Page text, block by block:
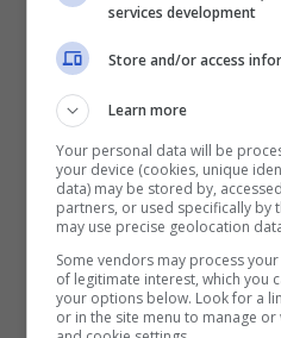
che sono ormai fuori
altri elementi distintivi
nel 2025 cambiano
toni neutri (bianco e
ai colori (verde,
un’esplosione e un
nell’ambiente più
Invece, per ciò che
2025 torna
services development
Store and/or access
Learn more
Your personal data will be
your device (cookies, unique
data) may be stored by,
partners, or used specifically by
may use precise geolocation
Some vendors may process
of legitimate interest, which you
your options below. Look for a
or in the site menu to manage